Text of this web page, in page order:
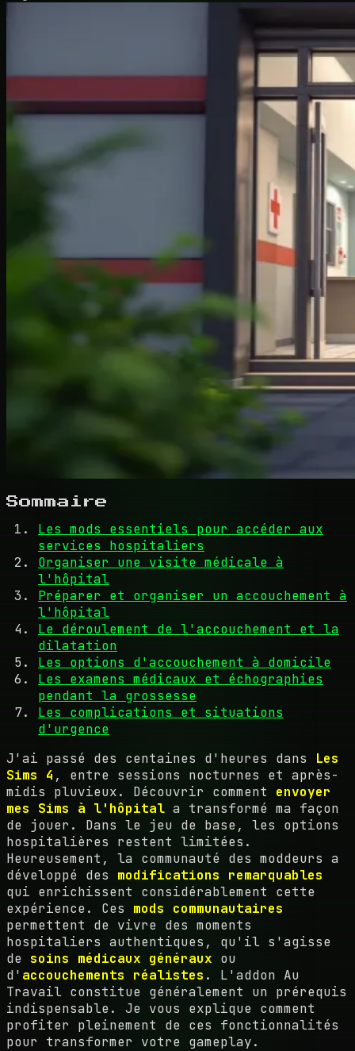
Sommaire
Les mods essentiels pour accéder aux
services hospitaliers
Organiser une visite médicale à
l'hôpital
Préparer et organiser un accouchement à
l'hôpital
Le déroulement de l'accouchement et la
dilatation
Les options d'accouchement à domicile
Les examens médicaux et échographies
pendant la grossesse
Les complications et situations
d'urgence
J'ai passé des centaines d'heures dans Les
Sims 4 , entre sessions nocturnes et après-
midis pluvieux. Découvrir comment envoyer
mes Sims à l'hôpital a transformé ma façon
de jouer. Dans le jeu de base, les options
hospitalières restent limitées.
Heureusement, la communauté des moddeurs a
développé des modifications remarquables
qui enrichissent considérablement cette
expérience. Ces mods communautaires
permettent de vivre des moments
hospitaliers authentiques, qu'il s'agisse
de soins médicaux généraux ou
d' accouchements réalistes . L'addon Au
Travail constitue généralement un prérequis
indispensable. Je vous explique comment
profiter pleinement de ces fonctionnalités
pour transformer votre gameplay.